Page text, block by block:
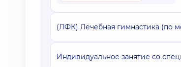
(ЛФК) Лечебная гимнастика (по
Индивидуальное занятие со